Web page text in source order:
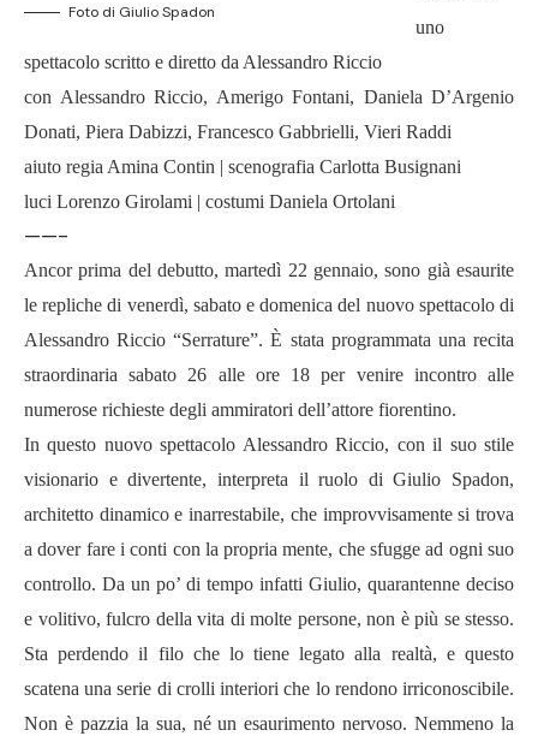
Foto di Giulio Spadon
uno
spettacolo scritto e diretto da Alessandro Riccio
con Alessandro Riccio, Amerigo Fontani, Daniela D’Argenio
Donati, Piera Dabizzi, Francesco Gabbrielli, Vieri Raddi
aiuto regia Amina Contin | scenografia Carlotta Busignani
luci Lorenzo Girolami | costumi Daniela Ortolani
——-
Ancor prima del debutto, martedì 22 gennaio, sono già esaurite
le repliche di venerdì, sabato e domenica del nuovo spettacolo di
Alessandro Riccio “Serrature”. È stata programmata una recita
straordinaria sabato 26 alle ore 18 per venire incontro alle
numerose richieste degli ammiratori dell’attore fiorentino.
In questo nuovo spettacolo Alessandro Riccio, con il suo stile
visionario e divertente, interpreta il ruolo di Giulio Spadon,
architetto dinamico e inarrestabile, che improvvisamente si trova
a dover fare i conti con la propria mente, che sfugge ad ogni suo
controllo. Da un po’ di tempo infatti Giulio, quarantenne deciso
e volitivo, fulcro della vita di molte persone, non è più se stesso.
Sta perdendo il filo che lo tiene legato alla realtà, e questo
scatena una serie di crolli interiori che lo rendono irriconoscibile.
Non è pazzia la sua, né un esaurimento nervoso. Nemmeno la